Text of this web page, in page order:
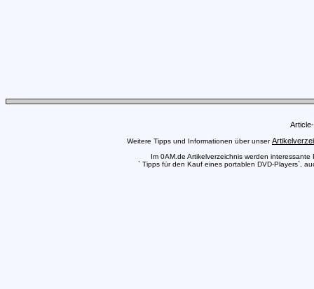
Weitere Tipps und Informationen über unser
Im 0AM.de Artikelverzeichnis werden
` Tipps für den Kauf eines portablen DVD-Players`,